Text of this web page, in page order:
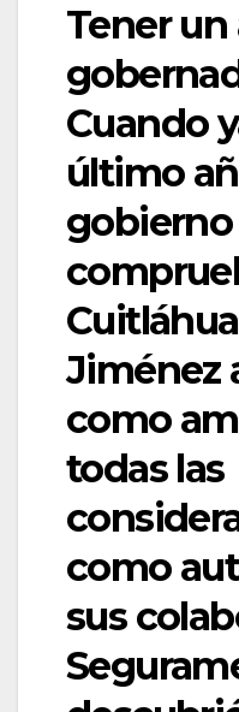
Tener
Cuando
último
gobierno
Jiménez
como
todas las
como
sus